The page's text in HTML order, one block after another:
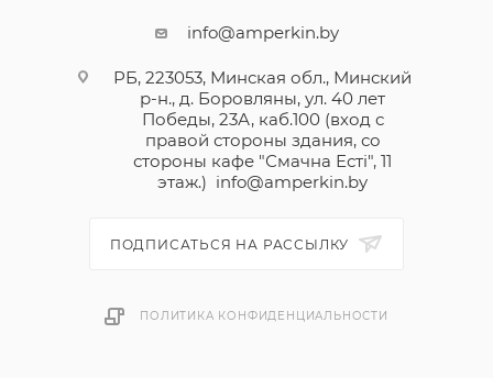
info@amperkin.by
РБ, 223053, Минская обл., Минский
р-н., д. Боровляны, ул. 40 лет
Победы, 23А, каб.100 (вход с
правой стороны здания, со
стороны кафе "Смачна Естi", 11
этаж.) info@amperkin.by
ПОДПИСАТЬСЯ НА РАССЫЛКУ
ПОЛИТИКА КОНФИДЕНЦИАЛЬНОСТИ